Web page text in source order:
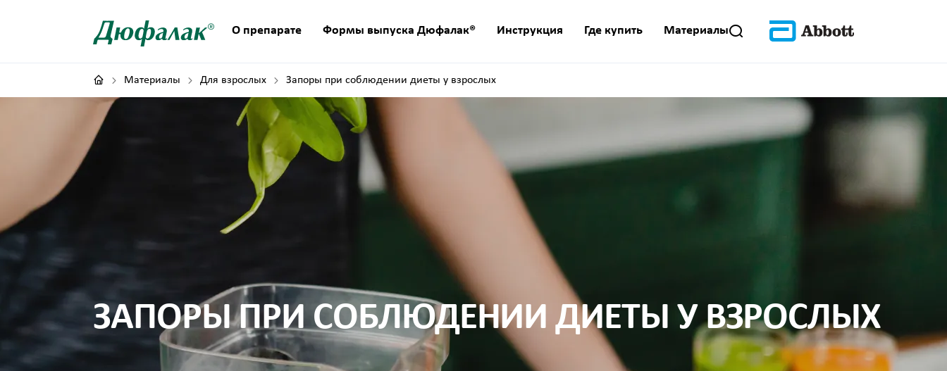
О препарате Формы выпуска Дюфалак® Инструкция Где купить Материалы
Материалы Для взрослых Запоры при соблюдении диеты у взрослых
ЗАПОРЫ ПРИ СОБЛЮДЕНИИ ДИЕТЫ У ВЗРОСЛЫХ